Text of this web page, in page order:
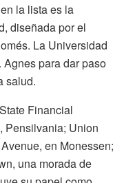
la lista es la
diseñada por el
La Universidad
para dar paso
salud.
Financial
Pensilvania; Union
en Monessen;
una morada de